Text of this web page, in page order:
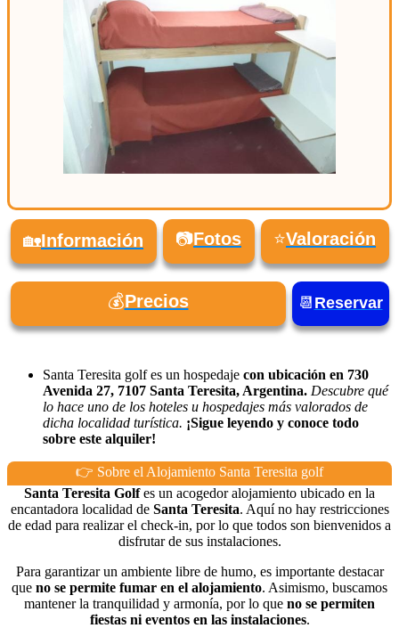
🏡Información 📷Fotos ⭐Valoración
💰Precios 📆 Reservar
Santa Teresita golf es un hospedaje con ubicación en 730
Avenida 27, 7107 Santa Teresita, Argentina. Descubre qué
lo hace uno de los hoteles u hospedajes más valorados de
dicha localidad turística. ¡Sigue leyendo y conoce todo
sobre este alquiler!
👉 Sobre el Alojamiento Santa Teresita golf
Santa Teresita Golfes un acogedor alojamiento ubicado en la
encantadora localidad de Santa Teresita. Aquí no hay restricciones
de edad para realizar el check-in, por lo que todos son bienvenidos a
disfrutar de sus instalaciones.
Para garantizar un ambiente libre de humo, es importante destacar
que no se permite fumar en el alojamiento. Asimismo, buscamos
mantener la tranquilidad y armonía, por lo que no se permiten
fiestas ni eventos en las instalaciones.